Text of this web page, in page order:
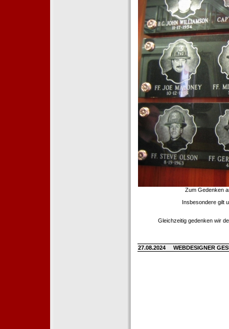
Zum Gedenken
Insbesondere gilt
Gleichzeitig gedenken wir
27.08.2024 WEBDESIGNER